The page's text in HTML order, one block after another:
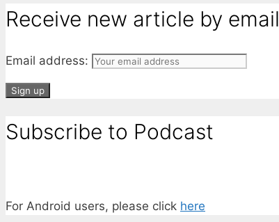
Receive new article by email
Email address:
Subscribe to Podcast
For Android users, please click here